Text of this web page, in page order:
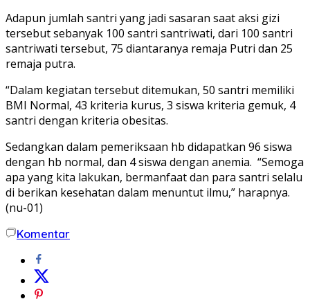
Adapun jumlah santri yang jadi sasaran saat aksi gizi
tersebut sebanyak 100 santri santriwati, dari 100 santri
santriwati tersebut, 75 diantaranya remaja Putri dan 25
remaja putra.
“Dalam kegiatan tersebut ditemukan, 50 santri memiliki
BMI Normal, 43 kriteria kurus, 3 siswa kriteria gemuk, 4
santri dengan kriteria obesitas.
Sedangkan dalam pemeriksaan hb didapatkan 96 siswa
dengan hb normal, dan 4 siswa dengan anemia. “Semoga
apa yang kita lakukan, bermanfaat dan para santri selalu
di berikan kesehatan dalam menuntut ilmu,” harapnya.
(nu-01)
Komentar